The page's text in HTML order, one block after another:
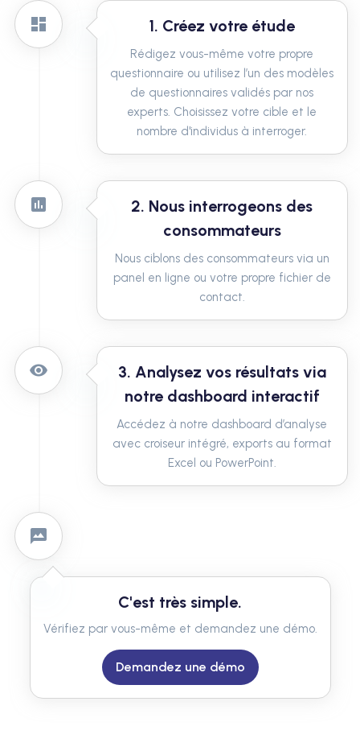
1. Créez votre étude
Rédigez vous-même votre propre
questionnaire ou utilisez l’un des modèles
de questionnaires validés par nos
experts. Choisissez votre cible et le
nombre d'individus à interroger.
2. Nous interrogeons des
consommateurs
Nous ciblons des consommateurs via un
panel en ligne ou votre propre fichier de
contact.
3. Analysez vos résultats via
notre dashboard interactif
Accédez à notre dashboard d’analyse
avec croiseur intégré, exports au format
Excel ou PowerPoint.
C'est très simple.
Vérifiez par vous-même et demandez une démo.
Demandez une démo